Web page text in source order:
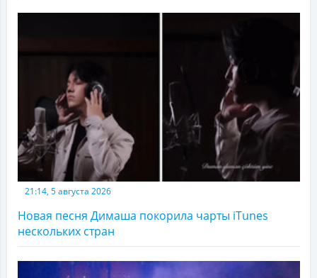
21:14, 5 августа 2026
Новая песня Димаша покорила чарты iTunes
нескольких стран